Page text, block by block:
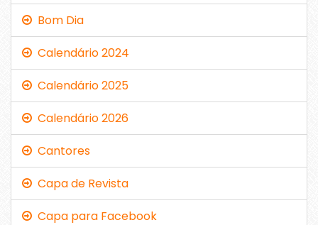
Bom Dia
Calendário 2024
Calendário 2025
Calendário 2026
Cantores
Capa de Revista
Capa para Facebook